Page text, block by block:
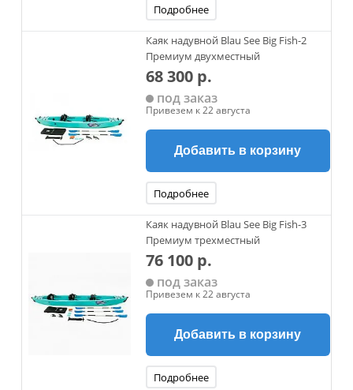
Подробнее
Каяк надувной Blau See Big Fish-2
Премиум двухместный
68 300 р.
под заказ
Привезем к 22 августа
Добавить в корзину
Подробнее
Каяк надувной Blau See Big Fish-3
Премиум трехместный
76 100 р.
под заказ
Привезем к 22 августа
Добавить в корзину
Подробнее